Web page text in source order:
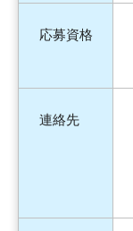
応募資格
連絡先